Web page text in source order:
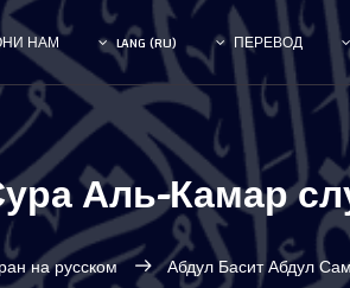
ПЕРЕВОД
LANG (RU)
НАМ
Аль-Камар
на русском Абдул Басит Абдул